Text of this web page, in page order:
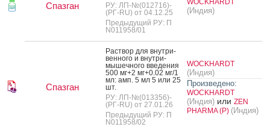
Спазган
РУ: ЛП-№(012716)-
(РГ-RU) от 04.12.25
Предыдущий РУ: П
N011958/01
WOCKHARDT
(Индия)
Спазган
Рас­твор для внут­ри­
вен­но­го и внут­ри­
мышеч­но­го вве­дения
500 мг+2 мг+0.02 мг/1
мл: амп. 5 мл 5 или 25
шт.
РУ: ЛП-№(013356)-
(РГ-RU) от 27.01.26
Предыдущий РУ: П
N011958/02
WOCKHARDT
(Индия)
Произведено:
WOCKHARDT
(Индия) или ZEN
PHARMA (P) (Индия)